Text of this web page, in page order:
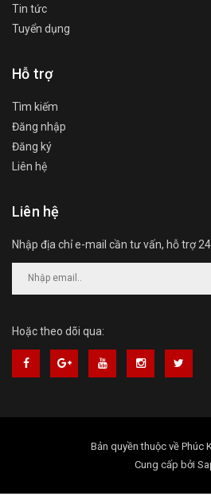
Tin tức
Tuyển dụng
Hỗ trợ
Tìm kiếm
Đăng nhập
Đăng ký
Liên hệ
Liên hệ
Nhập địa chỉ e-mail cần tư vấn, hỗ trợ
Hoặc theo dõi qua:
Bản quyền thuộc về Phúc
Cung cấp bởi